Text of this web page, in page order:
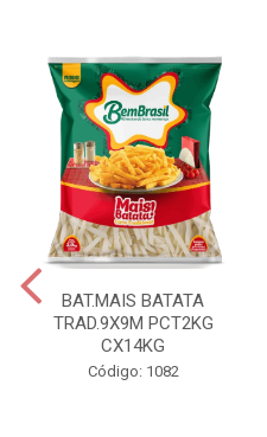
BAT.MAIS BATATA
TRAD.9X9M PCT2KG
CX14KG
Código: 1082